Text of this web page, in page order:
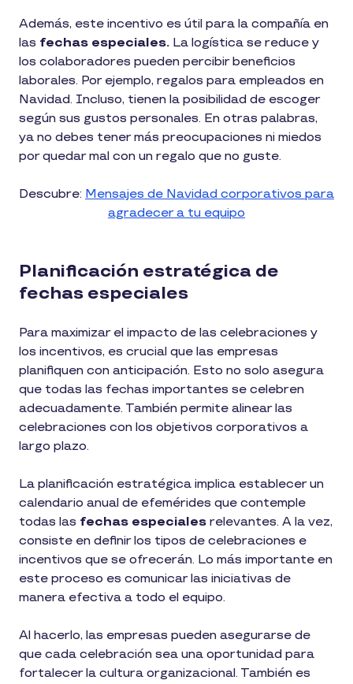
Además, este incentivo es útil para la compañía en
las fechas especiales. La logística se reduce y
los colaboradores pueden percibir beneficios
laborales. Por ejemplo, regalos para empleados en
Navidad. Incluso, tienen la posibilidad de escoger
según sus gustos personales. En otras palabras,
ya no debes tener más preocupaciones ni miedos
por quedar mal con un regalo que no guste.
Descubre: Mensajes de Navidad corporativos para
agradecer a tu equipo
Planificación estratégica de
fechas especiales
Para maximizar el impacto de las celebraciones y
los incentivos, es crucial que las empresas
planifiquen con anticipación. Esto no solo asegura
que todas las fechas importantes se celebren
adecuadamente. También permite alinear las
celebraciones con los objetivos corporativos a
largo plazo.
La planificación estratégica implica establecer un
calendario anual de efemérides que contemple
todas las fechas especiales relevantes. A la vez,
consiste en definir los tipos de celebraciones e
incentivos que se ofrecerán. Lo más importante en
este proceso es comunicar las iniciativas de
manera efectiva a todo el equipo.
Al hacerlo, las empresas pueden asegurarse de
que cada celebración sea una oportunidad para
fortalecer la cultura organizacional. También es